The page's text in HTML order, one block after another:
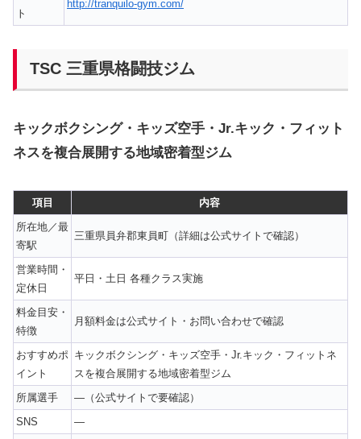
ト
http://tranquilo-gym.com/
TSC 三重県格闘技ジム
キックボクシング・キッズ空手・Jr.キック・フィット
ネスを複合展開する地域密着型ジム
項目
内容
所在地／最
寄駅
三重県員弁郡東員町（詳細は公式サイトで確認）
営業時間・
定休日
平日・土日 各種クラス実施
料金目安・
特徴
月額料金は公式サイト・お問い合わせで確認
おすすめポ
イント
キックボクシング・キッズ空手・Jr.キック・フィットネ
スを複合展開する地域密着型ジム
所属選手
—（公式サイトで要確認）
SNS
—